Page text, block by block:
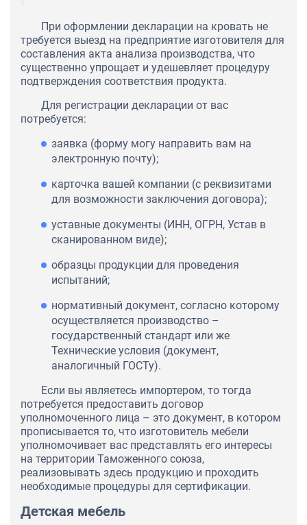
При оформлении декларации на кровать не
требуется выезд на предприятие изготовителя для
составления акта анализа производства, что
существенно упрощает и удешевляет процедуру
подтверждения соответствия продукта.
Для регистрации декларации от вас
потребуется:
заявка (форму могу направить вам на
электронную почту);
карточка вашей компании (с реквизитами
для возможности заключения договора);
уставные документы (ИНН, ОГРН, Устав в
сканированном виде);
образцы продукции для проведения
испытаний;
нормативный документ, согласно которому
осуществляется производство –
государственный стандарт или же
Технические условия (документ,
аналогичный ГОСТу).
Если вы являетесь импортером, то тогда
потребуется предоставить договор
уполномоченного лица – это документ, в котором
прописывается то, что изготовитель мебели
уполномочивает вас представлять его интересы
на территории Таможенного союза,
реализовывать здесь продукцию и проходить
необходимые процедуры для сертификации.
Детская мебель